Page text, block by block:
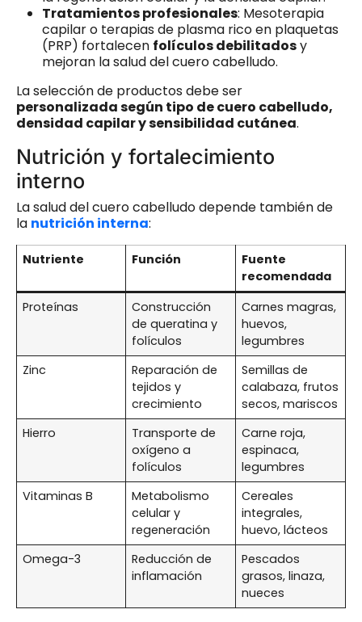
Tratamientos profesionales: Mesoterapia
capilar o terapias de plasma rico en plaquetas
(PRP) fortalecen folículos debilitadosy
mejoran la salud del cuero cabelludo.
La selección de productos debe ser
personalizada según tipo de cuero cabelludo,
densidad capilar y sensibilidad cutánea.
Nutrición y fortalecimiento
interno
La salud del cuero cabelludo depende también de
la nutrición interna:
Nutriente Función
Fuente
recomendada
Proteínas
Construcción
de queratina y
folículos
Carnes magras,
huevos,
legumbres
Zinc
Reparación de
tejidos y
crecimiento
Semillas de
calabaza, frutos
secos, mariscos
Hierro
Transporte de
oxígeno a
folículos
Carne roja,
espinaca,
legumbres
Vitaminas B
Metabolismo
celular y
regeneración
Cereales
integrales,
huevo, lácteos
Omega-3
Reducción de
inflamación
Pescados
grasos, linaza,
nueces